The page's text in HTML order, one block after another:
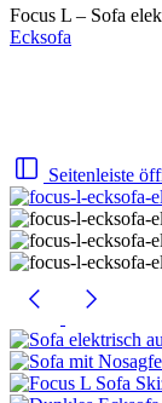
Focus L – Sofa
Ecksofa
Seitenleiste